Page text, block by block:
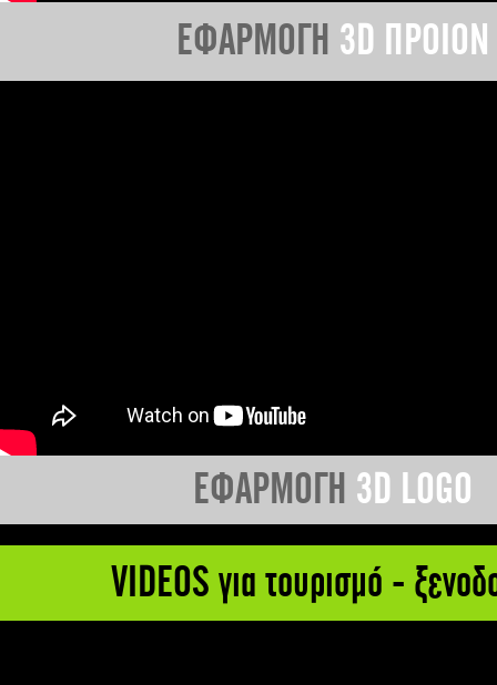
ΕΦΑΡΜΟΓΗ 3D ΠΡΟΙΟΝ
ΕΦΑΡΜΟΓΗ 3D LOGO
VIDEOS για τουρισμό -